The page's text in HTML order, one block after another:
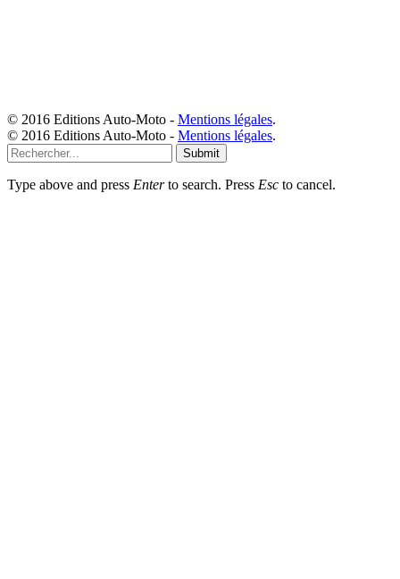
© 2016 Editions Auto-Moto - Mentions légales.
© 2016 Editions Auto-Moto - Mentions légales.
Submit
Type above and press Enterto search. Press Esc to cancel.